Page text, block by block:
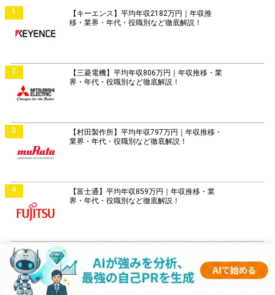
1
【キーエンス】平均年収2182万円｜年収推
移・業界・年代・役職別など徹底解説！
2
【三菱電機】平均年収806万円｜年収推移・業
界・年代・役職別など徹底解説！
3
【村田製作所】平均年収797万円｜年収推移・
業界・年代・役職別など徹底解説！
4
【富士通】平均年収859万円｜年収推移・業
界・年代・役職別など徹底解説！
5
業界・年代・役職別など徹底解説！